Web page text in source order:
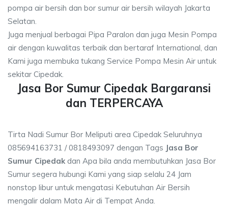
pompa air bersih dan bor sumur air bersih wilayah Jakarta
Selatan.
Juga menjual berbagai Pipa Paralon dan juga Mesin Pompa
air dengan kuwalitas terbaik dan bertaraf International, dan
Kami juga membuka tukang Service Pompa Mesin Air untuk
sekitar Cipedak.
Jasa Bor Sumur Cipedak Bargaransi
dan TERPERCAYA
Tirta Nadi Sumur Bor Meliputi area Cipedak Seluruhnya
085694163731 / 0818493097 dengan Tags Jasa Bor
Sumur Cipedak dan Apa bila anda membutuhkan Jasa Bor
Sumur segera hubungi Kami yang siap selalu 24 Jam
nonstop libur untuk mengatasi Kebutuhan Air Bersih
mengalir dalam Mata Air di Tempat Anda.